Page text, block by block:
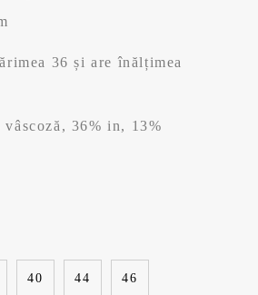
36 și are înălțimea
vâscoză, 36% in, 13%
40 44 46